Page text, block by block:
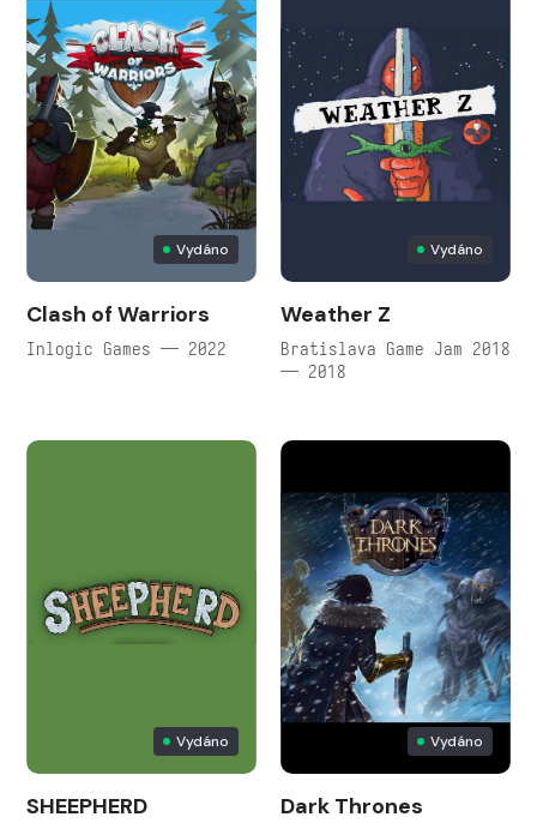
Vydáno
Clash of Warriors
Inlogic Games — 2022
Vydáno
Weather Z
Bratislava Game Jam 2018
— 2018
Vydáno
SHEEPHERD
Vydáno
Dark Thrones